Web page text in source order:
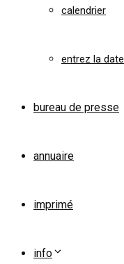
calendrier
entrez la date
bureau de presse
annuaire
imprimé
info